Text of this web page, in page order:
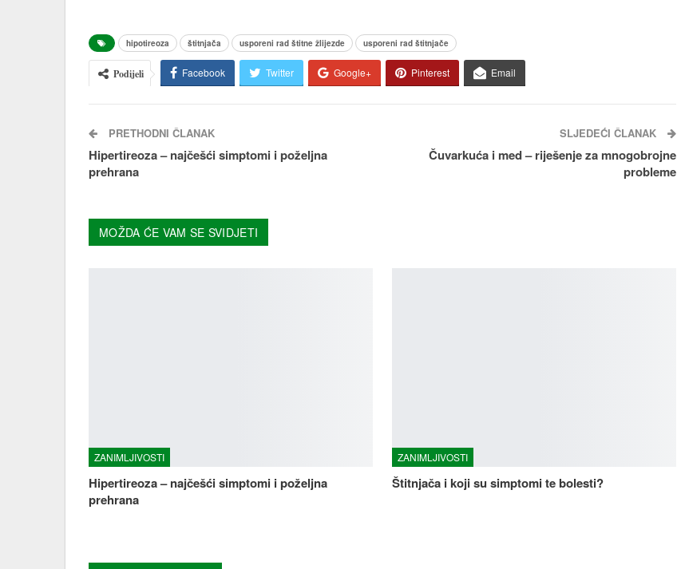
hipotireoza štitnjača usporeni rad štitne žlijezde usporeni rad štitnjače
Podijeli Facebook Twitter Google+ Pinterest Email
PRETHODNI ČLANAK
Hipertireoza – najčešći simptomi i poželjna
prehrana
SLJEDEĆI ČLANAK
Čuvarkuća i med – riješenje za mnogobrojne
probleme
MOŽDA ĆE VAM SE SVIDJETI
ZANIMLJIVOSTI
Hipertireoza – najčešći simptomi i poželjna
prehrana
ZANIMLJIVOSTI
Štitnjača i koji su simptomi te bolesti?